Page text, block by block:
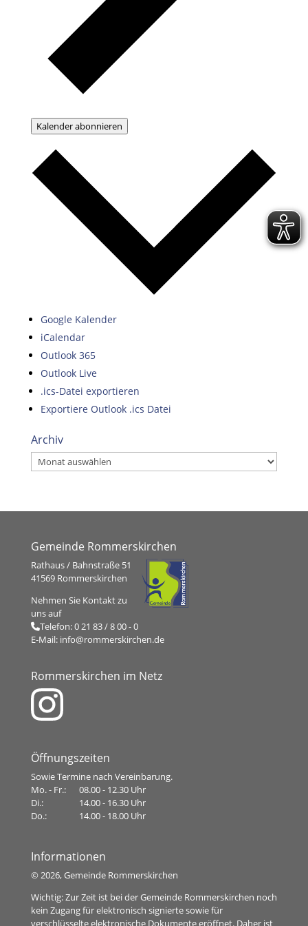
Kalender abonnieren
Google Kalender
iCalendar
Outlook 365
Outlook Live
.ics-Datei exportieren
Exportiere Outlook .ics Datei
Archiv
Archiv
Gemeinde Rommerskirchen
Rathaus / Bahnstraße 51
41569 Rommerskirchen
Nehmen Sie Kontakt zu
uns auf
Telefon:0 21 83 / 8 00 - 0
E-Mail: info@rommerskirchen.de
Rommerskirchen im Netz
Öffnungszeiten
Sowie Termine nach Vereinbarung.
Mo. - Fr.:
08.00 - 12.30 Uhr
Di.:
14.00 - 16.30 Uhr
Do.:
14.00 - 18.00 Uhr
Informationen
© 2026, Gemeinde Rommerskirchen
Wichtig: Zur Zeit ist bei der Gemeinde Rommerskirchen noch
kein Zugang für elektronisch signierte sowie für
verschlüsselte elektronische Dokumente eröffnet. Daher ist